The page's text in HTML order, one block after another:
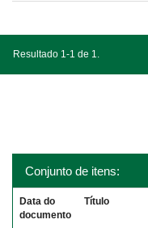
Resultado 1-1 de 1.
Conjunto de itens:
Data do
documento
Título